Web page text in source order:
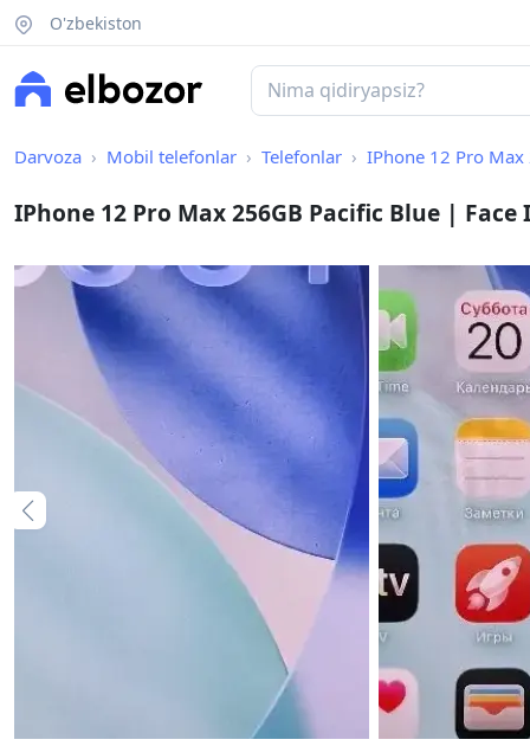
O'zbekiston
Darvoza Mobil telefonlar Telefonlar IPhone 12 Pro
IPhone 12 Pro Max 256GB Pacific Blue |